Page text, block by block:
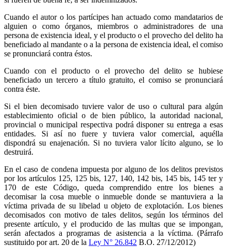
Cuando el autor o los partícipes han actuado como mandatarios de
alguien o como órganos, miembros o administradores de una
persona de existencia ideal, y el producto o el provecho del delito ha
beneficiado al mandante o a la persona de existencia ideal, el comiso
se pronunciará contra éstos.
Cuando con el producto o el provecho del delito se hubiese
beneficiado un tercero a título gratuito, el comiso se pronunciará
contra éste.
Si el bien decomisado tuviere valor de uso o cultural para algún
establecimiento oficial o de bien público, la autoridad nacional,
provincial o municipal respectiva podrá disponer su entrega a esas
entidades. Si así no fuere y tuviera valor comercial, aquélla
dispondrá su enajenación. Si no tuviera valor lícito alguno, se lo
destruirá.
En el caso de condena impuesta por alguno de los delitos previstos
por los artículos 125, 125 bis, 127, 140, 142 bis, 145 bis, 145 ter y
170 de este Código, queda comprendido entre los bienes a
decomisar la cosa mueble o inmueble donde se mantuviera a la
víctima privada de su libelad u objeto de explotación. Los bienes
decomisados con motivo de tales delitos, según los términos del
presente artículo, y el producido de las multas que se impongan,
serán afectados a programas de asistencia a la víctima. (Párrafo
sustituido por art. 20 de la Ley N° 26.842 B.O. 27/12/2012)